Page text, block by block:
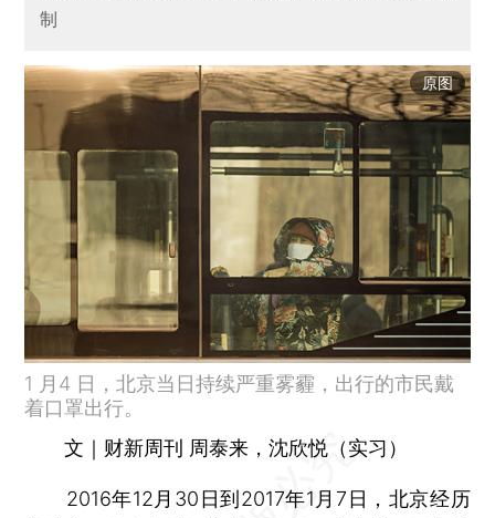
制
原图
1 月4 日，北京当日持续严重雾霾，出行的市民戴
着口罩出行。
文｜财新周刊 周泰来，沈欣悦（实习）
2016年12月30日到2017年1月7日，北京经历